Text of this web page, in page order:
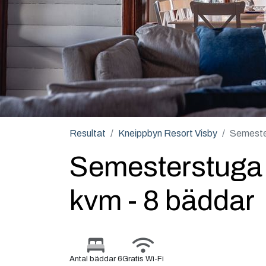
Resultat Kneippbyn Resort Visby
kvm - 8 bäddar
Antal bäddar 6Gratis Wi-Fi